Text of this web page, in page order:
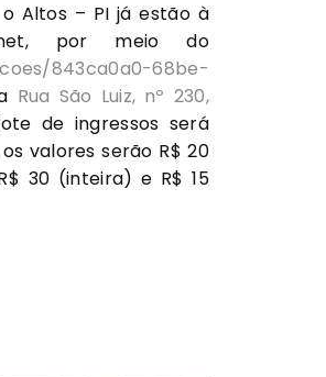
Altos – PI já estão à
por meio do
843ca0a0-68be-
Rua São Luiz, nº 230,
de ingressos será
valores serão R$ 20
30 (inteira) e R$ 15